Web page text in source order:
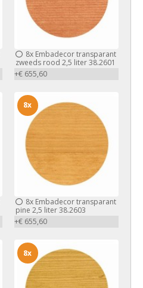
8xEmbadecor transparant
zweeds rood 2,5 liter 38.2601
+€ 655,60
8xEmbadecor transparant
pine 2,5 liter 38.2603
+€ 655,60
8x
8x